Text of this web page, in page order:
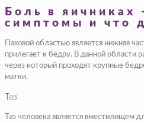
Боль в яичниках
симптомы и что
Паховой областью является нижняя
прилегает к бедру. В данной области
через который проходят крупные
матки.
Таз
Таз человека является вместилищем